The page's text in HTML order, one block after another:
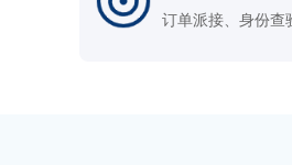
订单派接、身份查